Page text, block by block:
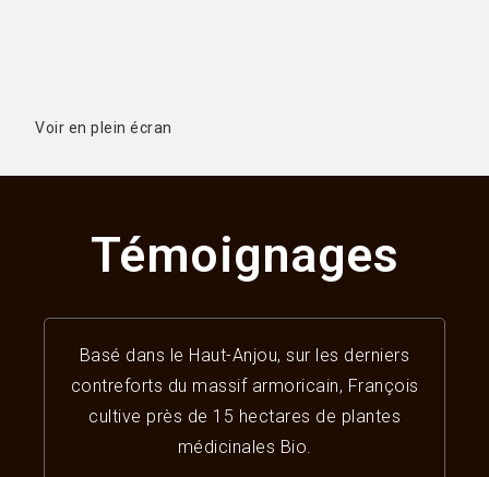
Voir en plein écran
Témoignages
Basé dans le Haut-Anjou, sur les derniers
contreforts du massif armoricain, François
cultive près de 15 hectares de plantes
médicinales Bio.